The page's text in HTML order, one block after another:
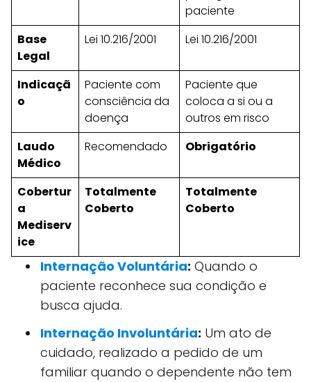
paciente
Base
Legal
Lei 10.216/2001 Lei 10.216/2001
Indicaçã
o
Paciente com
consciência da
doença
Paciente que
coloca a si ou a
outros em risco
Laudo
Médico
Recomendado Obrigatório
Cobertur
a
Mediserv
ice
Totalmente
Coberto
Totalmente
Coberto
Internação Voluntária: Quando o
paciente reconhece sua condição e
busca ajuda.
Internação Involuntária: Um ato de
cuidado, realizado a pedido de um
familiar quando o dependente não tem